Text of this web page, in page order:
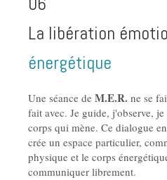
La libération
énergétique
Une séance de M.E.R. ne se
fait avec. Je guide, j'observe,
corps qui mène. Ce dialogue
crée un espace particulier,
physique et le corps
communiquer librement.